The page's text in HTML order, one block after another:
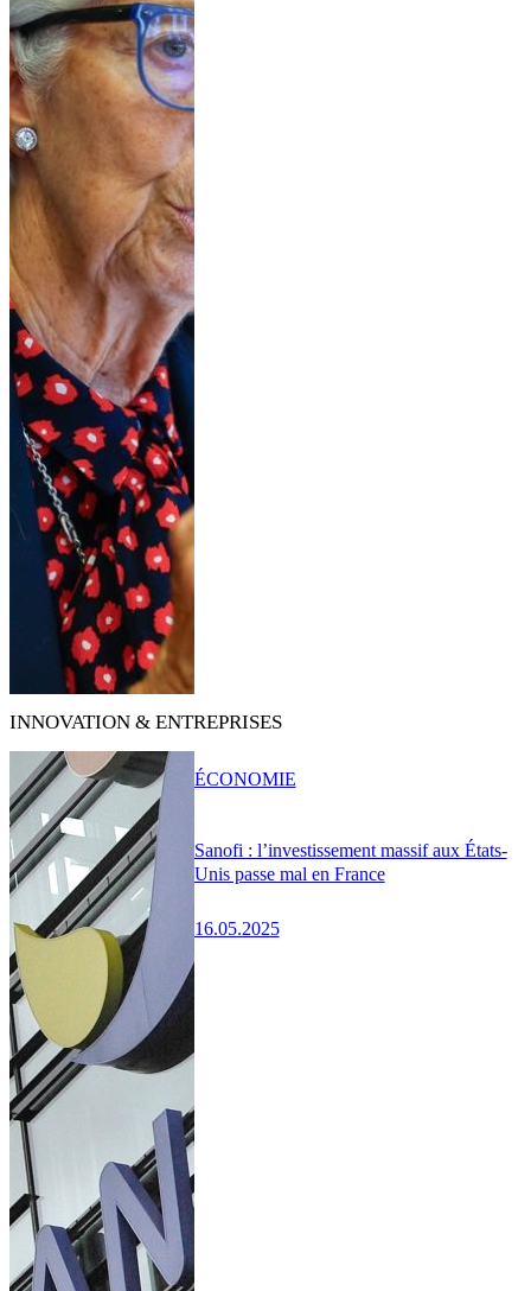
INNOVATION & ENTREPRISES
Sanofi : l’investissement massif aux États-
Unis passe mal en France
16.05.2025
ÉCONOMIE